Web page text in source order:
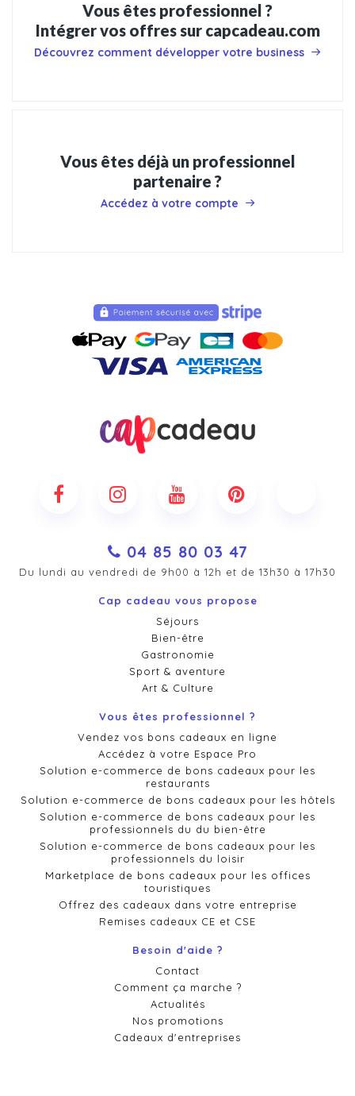
Vous êtes professionnel ?
Intégrer vos offres sur capcadeau.com
Découvrez comment développer votre business
Vous êtes déjà un professionnel
partenaire ?
Accédez à votre compte
04 85 80 03 47
Du lundi au vendredi de 9h00 à 12h et de 13h30 à 17h30
Cap cadeau vous propose
Séjours
Bien-être
Gastronomie
Sport & aventure
Art & Culture
Vous êtes professionnel ?
Vendez vos bons cadeaux en ligne
Accédez à votre Espace Pro
Solution e-commerce de bons cadeaux pour les
restaurants
Solution e-commerce de bons cadeaux pour les hôtels
Solution e-commerce de bons cadeaux pour les
professionnels du du bien-être
Solution e-commerce de bons cadeaux pour les
professionnels du loisir
Marketplace de bons cadeaux pour les offices
touristiques
Offrez des cadeaux dans votre entreprise
Remises cadeaux CE et CSE
Besoin d'aide ?
Contact
Comment ça marche ?
Actualités
Nos promotions
Cadeaux d'entreprises